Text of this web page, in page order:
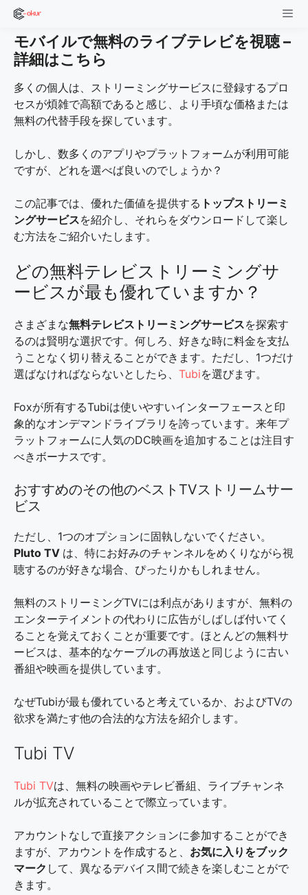
Skip
content
モバイルで無料のライブテレビを視聴 –
詳細はこちら
多くの個人は、ストリーミングサービスに登録するプロ
セスが煩雑で高額であると感じ、より手頃な価格または
無料の代替手段を探しています。
しかし、数多くのアプリやプラットフォームが利用可能
ですが、どれを選べば良いのでしょうか？
この記事では、優れた価値を提供する トップストリーミ
ングサービスを紹介し、それらをダウンロードして楽し
む方法をご紹介いたします。
どの無料テレビストリーミングサ
ービスが最も優れていますか？
さまざまな無料テレビストリーミングサービスを探索す
るのは賢明な選択です。何しろ、好きな時に料金を支払
うことなく切り替えることができます。ただし、1つだけ
選ばなければならないとしたら、 Tubiを選びます。
Foxが所有するTubiは使いやすいインターフェースと印
象的なオンデマンドライブラリを誇っています。来年プ
ラットフォームに人気のDC映画を追加することは注目す
べきボーナスです。
おすすめのその他のベストTVストリームサー
ビス
ただし、1つのオプションに固執しないでください。
Pluto TV は、特にお好みのチャンネルをめくりながら視
聴するのが好きな場合、ぴったりかもしれません。
無料のストリーミングTVには利点がありますが、無料の
エンターテイメントの代わりに広告がしばしば付いてく
ることを覚えておくことが重要です。ほとんどの無料サ
ービスは、基本的なケーブルの再放送と同じように古い
番組や映画を提供しています。
なぜTubiが最も優れていると考えているか、およびTVの
欲求を満たす他の合法的な方法を紹介します。
Tubi TV
Tubi TVは、無料の映画やテレビ番組、ライブチャンネ
ルが拡充されていることで際立っています。
アカウントなしで直接アクションに参加することができ
ますが、アカウントを作成すると、 お気に入りをブック
マーク して、異なるデバイス間で続きを楽しむことがで
きます。